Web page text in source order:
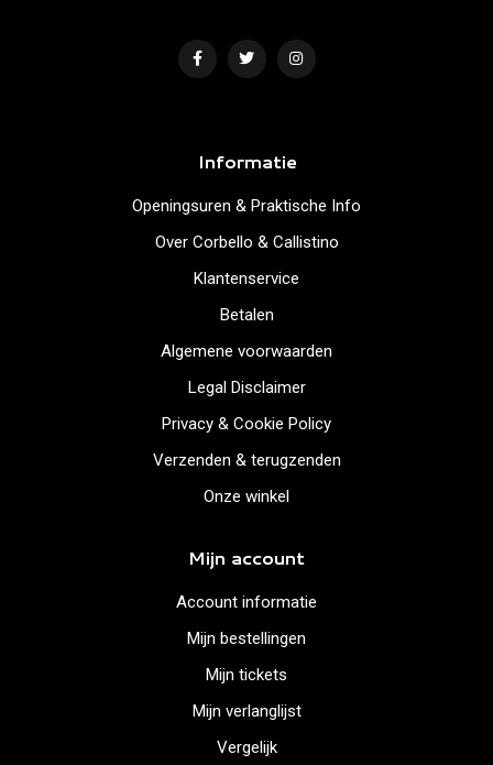
Informatie
Openingsuren & Praktische Info
Over Corbello & Callistino
Klantenservice
Betalen
Algemene voorwaarden
Legal Disclaimer
Privacy & Cookie Policy
Verzenden & terugzenden
Onze winkel
Mijn account
Account informatie
Mijn bestellingen
Mijn tickets
Mijn verlanglijst
Vergelijk